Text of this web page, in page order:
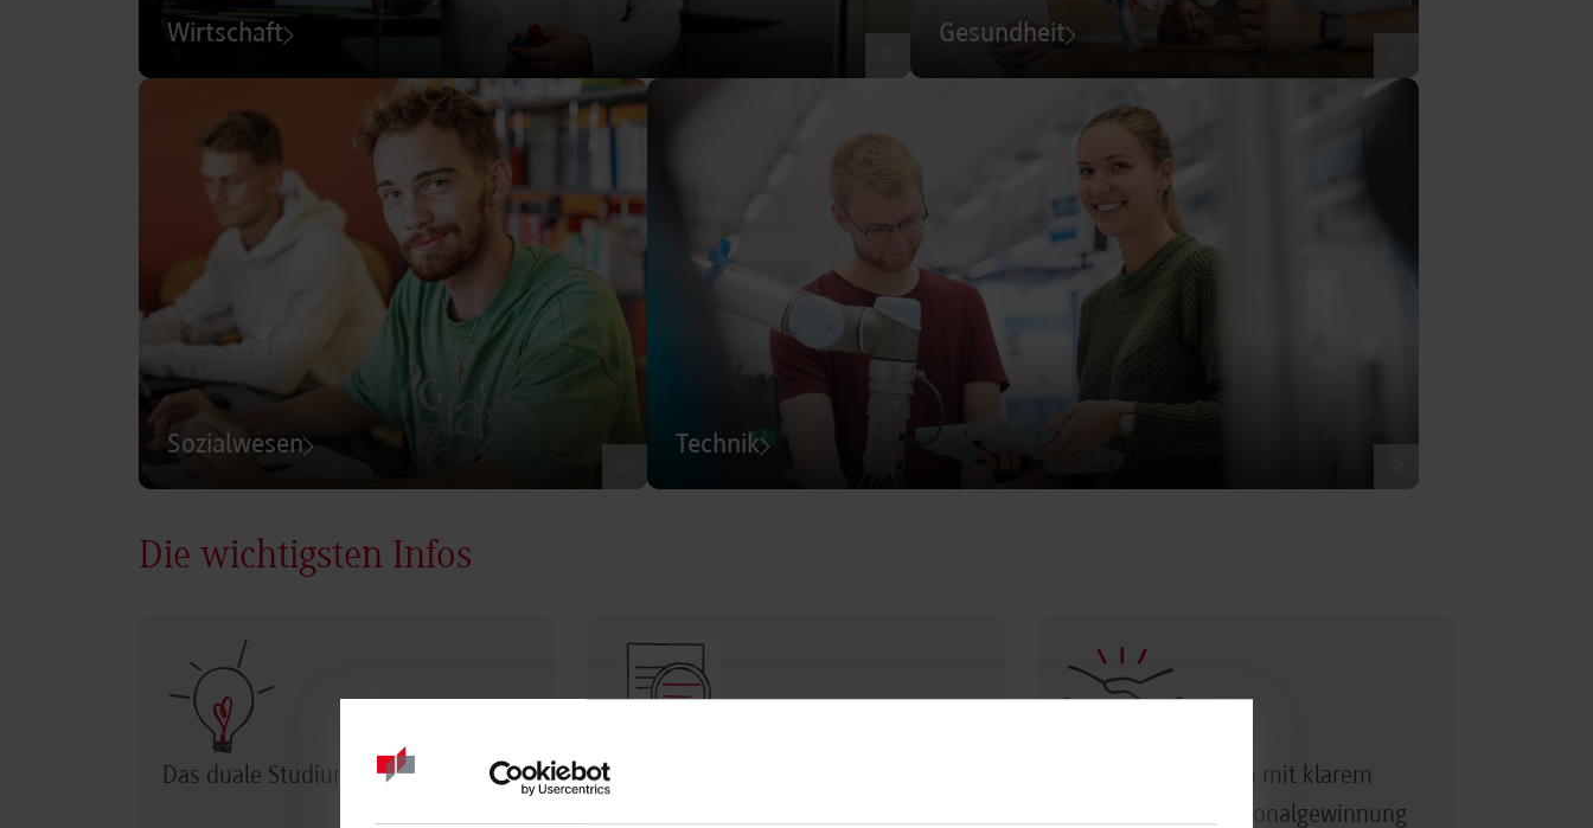
Wirtschaft Gesundheit
Sozialwesen Technik
Die wichtigsten Infos
Das duale Studium im Überblick
Dualer Partner sein mit klarem
Vorteil bei der Personalgewinnung